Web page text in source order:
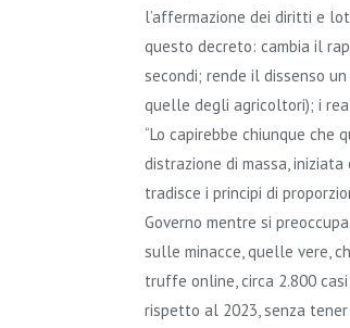
l’affermazione dei diritti e
questo decreto: cambia il
secondi; rende il dissenso
quelle degli agricoltori); i
“Lo capirebbe chiunque che
distrazione di massa,
tradisce i principi di
Governo mentre si
sulle minacce, quelle vere,
truffe online, circa 2.800
rispetto al 2023, senza